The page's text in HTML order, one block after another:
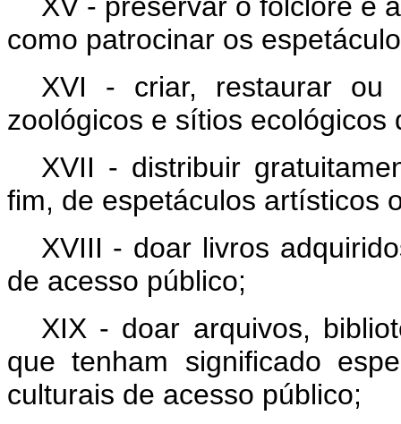
como patrocinar os
XVI - criar, restaurar ou
zoológicos e sítios ecológicos
XVII - distribuir
fim, de espetáculos artísticos
XVIII - doar livros
de acesso público;
XIX - doar arquivos,
que tenham significado
culturais de acesso público;